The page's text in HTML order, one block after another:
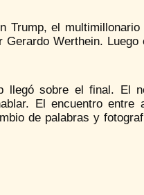
Trump, el
Werthein.
sobre el final. El
El encuentro entre
de palabras y